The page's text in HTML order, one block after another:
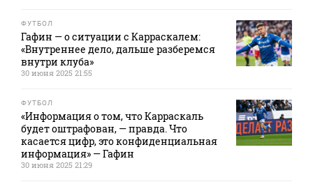
ФУТБОЛ
Гафин — о ситуации с Карраскалем:
«Внутреннее дело, дальше разберемся
внутри клуба»
30 июня 2025 21:55
ФУТБОЛ
«Информация о том, что Карраскаль
будет оштрафован, — правда. Что
касается цифр, это конфиденциальная
информация» — Гафин
30 июня 2025 21:29